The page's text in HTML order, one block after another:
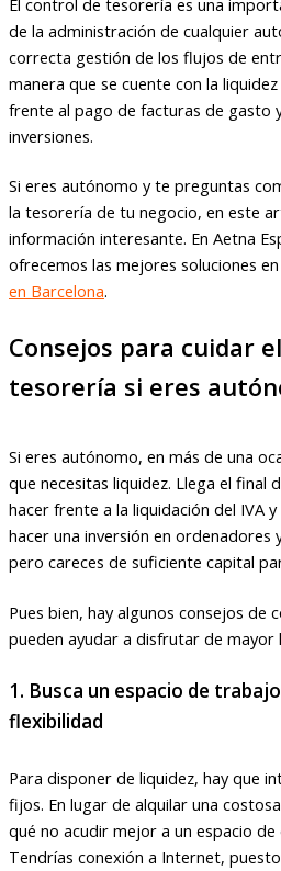
de la administración de cualquier
correcta gestión de los flujos de
manera que se cuente con la
frente al pago de facturas de gasto
inversiones.
Si eres autónomo y te preguntas
la tesorería de tu negocio, en este
información interesante. En Aetna
ofrecemos las mejores soluciones en
en Barcelona.
Consejos para cuidar
tesorería si eres
Si eres autónomo, en más de una
que necesitas liquidez. Llega el final
hacer frente a la liquidación del IVA y
hacer una inversión en
pero careces de suficiente capital
Pues bien, hay algunos consejos
pueden ayudar a disfrutar de mayor
1. Busca un espacio de
flexibilidad
Para disponer de liquidez, hay que
fijos. En lugar de alquilar una
qué no acudir mejor a un espacio de
Tendrías conexión a Internet,